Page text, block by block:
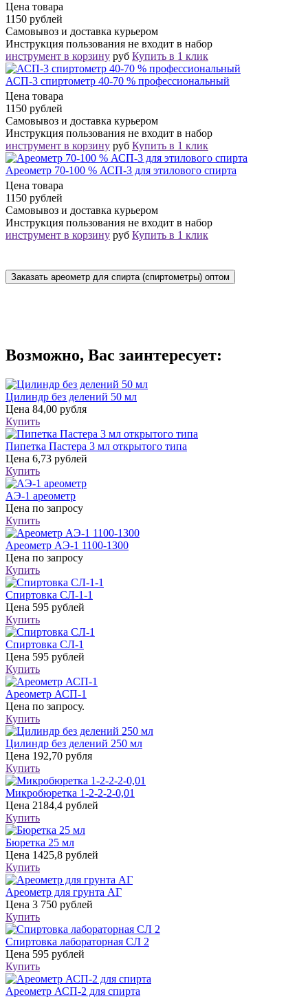
Цена товара
1150 рублей
Самовывоз и доставка курьером
Инструкция пользования не входит в набор
инструмент в корзину руб Купить в 1 клик
АСП-3 спиртометр 40-70 % профессиональный
Цена товара
1150 рублей
Самовывоз и доставка курьером
Инструкция пользования не входит в набор
инструмент в корзину руб Купить в 1 клик
Ареометр 70-100 % АСП-3 для этилового спирта
Цена товара
1150 рублей
Самовывоз и доставка курьером
Инструкция пользования не входит в набор
инструмент в корзину руб Купить в 1 клик
Заказать ареометр для спирта (спиртометры) оптом
Возможно, Вас заинтересует:
Цилиндр без делений 50 мл
Цена 84,00 рубля
Купить
Пипетка Пастера 3 мл открытого типа
Цена 6,73 рублей
Купить
АЭ-1 ареометр
Цена по запросу
Купить
Ареометр АЭ-1 1100-1300
Цена по запросу
Купить
Спиртовка СЛ-1-1
Цена 595 рублей
Купить
Спиртовка СЛ-1
Цена 595 рублей
Купить
Ареометр АСП-1
Цена по запросу.
Купить
Цилиндр без делений 250 мл
Цена 192,70 рубля
Купить
Микробюретка 1-2-2-2-0,01
Цена 2184,4 рублей
Купить
Бюретка 25 мл
Цена 1425,8 рублей
Купить
Ареометр для грунта АГ
Цена 3 750 рублей
Купить
Спиртовка лабораторная СЛ 2
Цена 595 рублей
Купить
Ареометр АСП-2 для спирта